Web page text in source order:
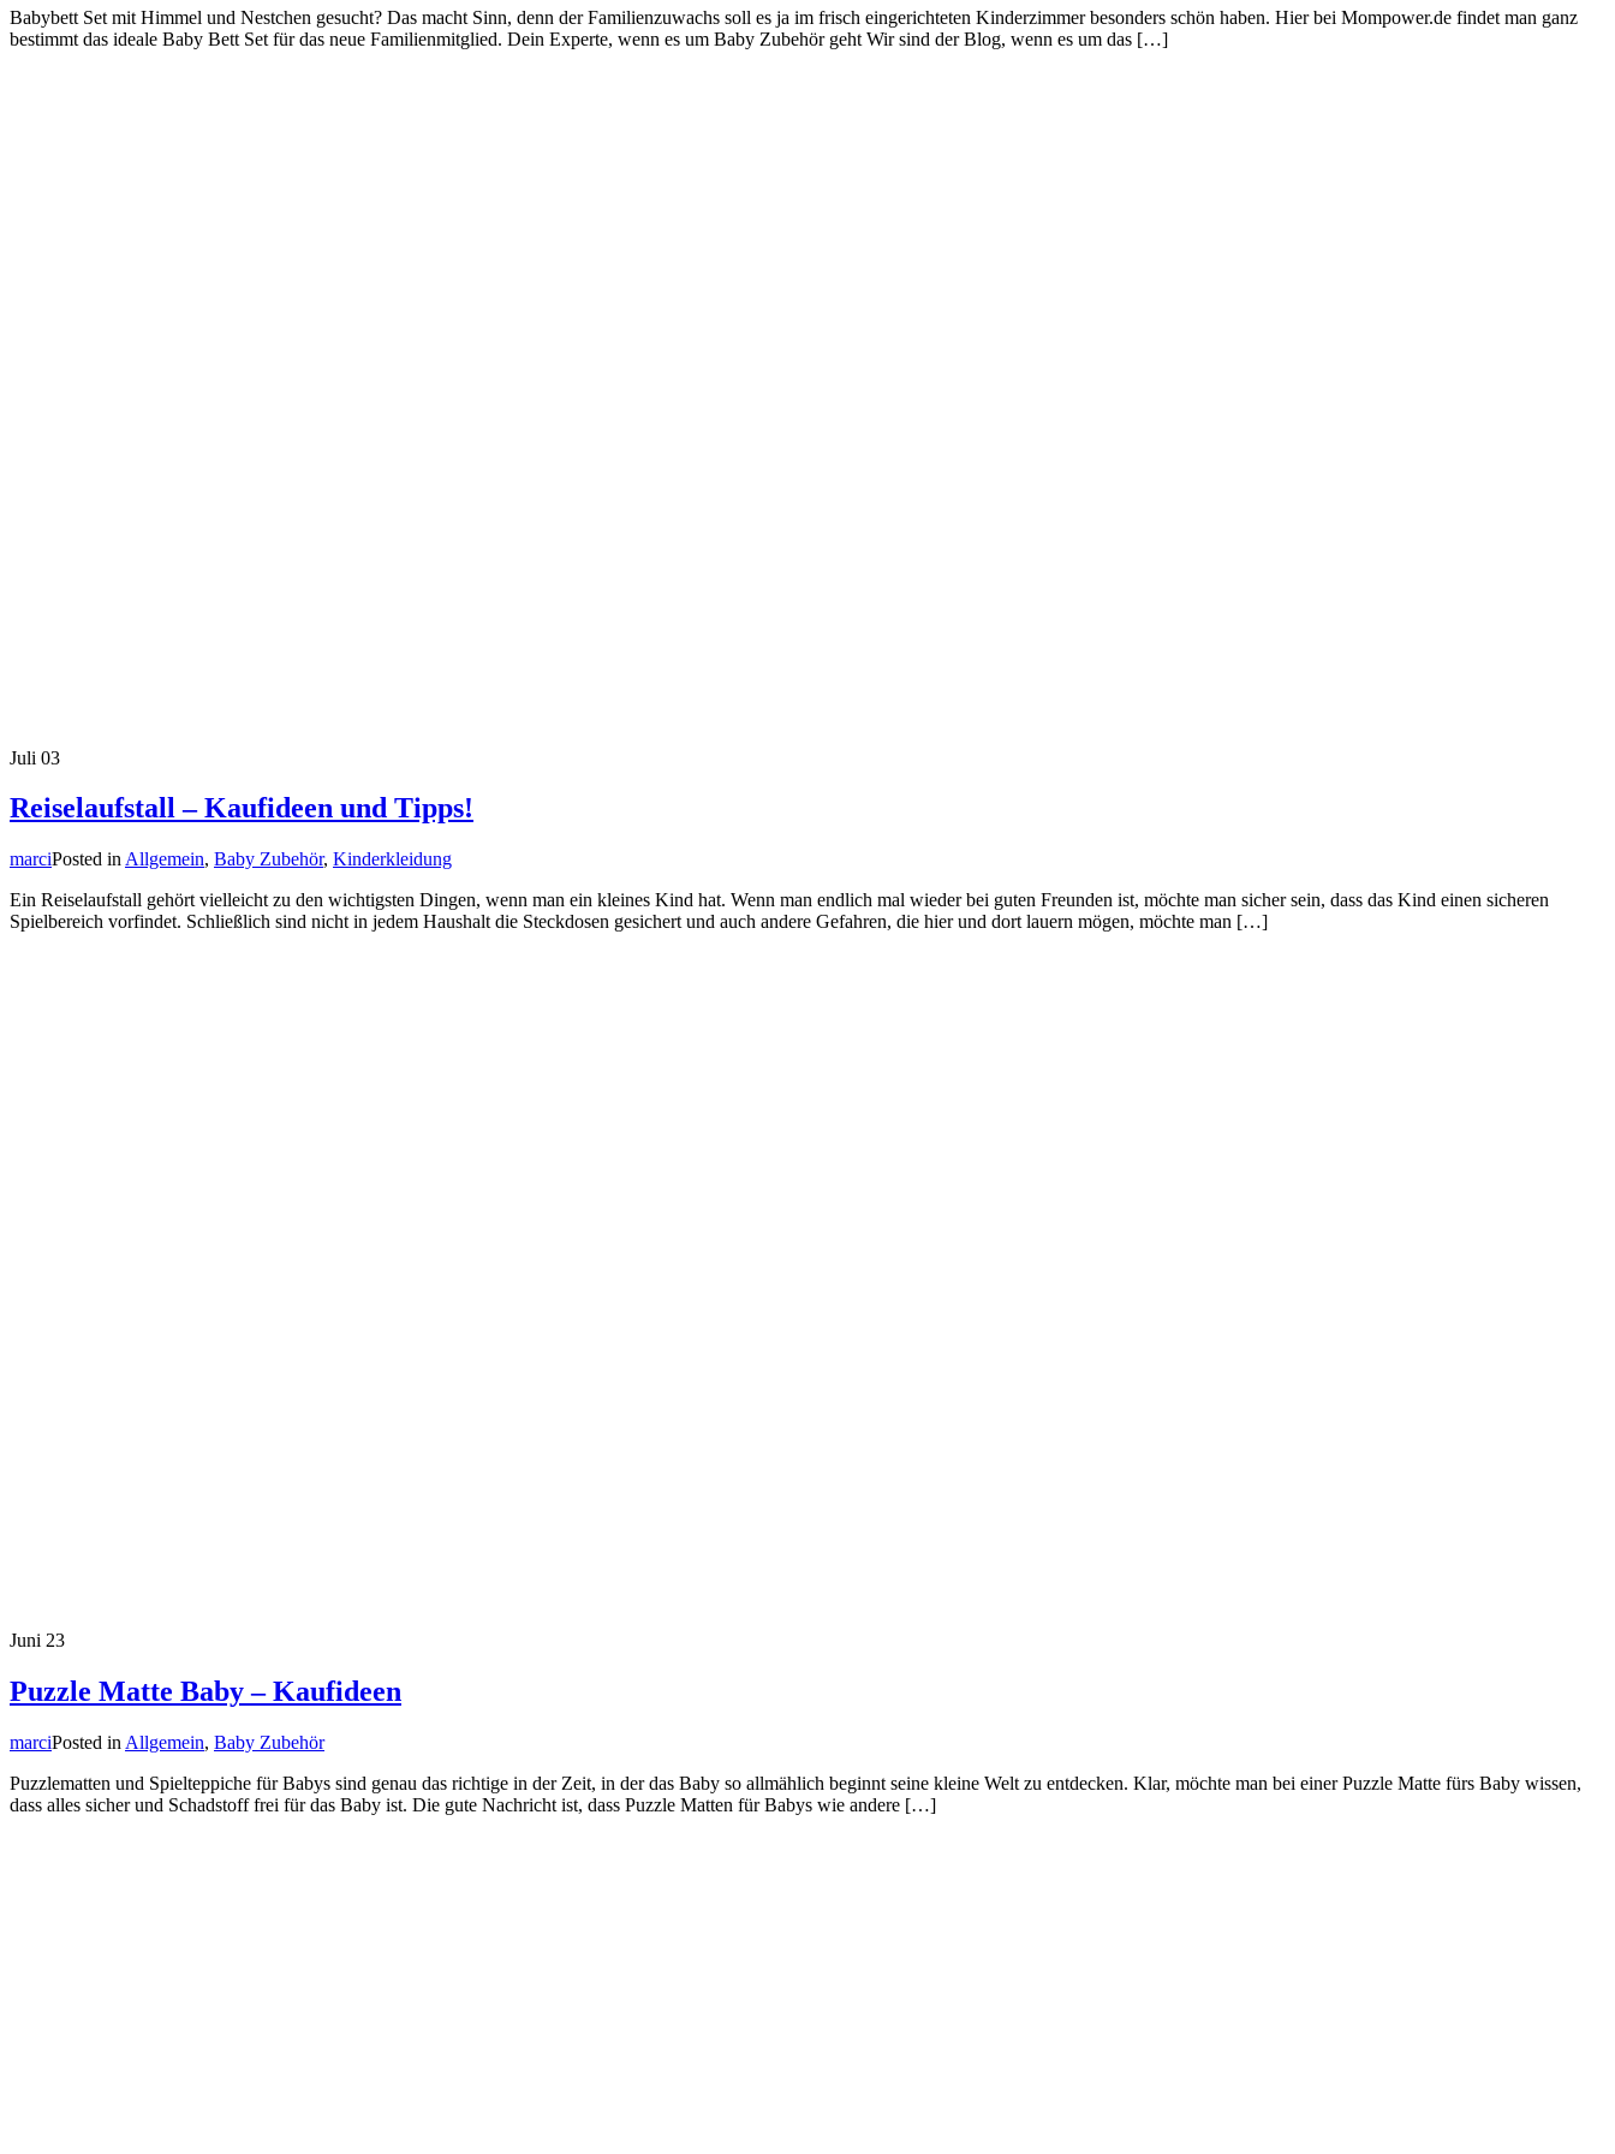
Babybett Set mit Himmel und Nestchen gesucht? Das macht Sinn, denn der Familienzuwachs soll es ja im frisch eingerichteten Kinderzimmer besonders schön haben. Hier bei Mompower.de findet man ganz
bestimmt das ideale Baby Bett Set für das neue Familienmitglied. Dein Experte, wenn es um Baby Zubehör geht Wir sind der Blog, wenn es um das […]
Juli 03
Reiselaufstall – Kaufideen und Tipps!
marciPosted in Allgemein, Baby Zubehör, Kinderkleidung
Ein Reiselaufstall gehört vielleicht zu den wichtigsten Dingen, wenn man ein kleines Kind hat. Wenn man endlich mal wieder bei guten Freunden ist, möchte man sicher sein, dass das Kind einen sicheren
Spielbereich vorfindet. Schließlich sind nicht in jedem Haushalt die Steckdosen gesichert und auch andere Gefahren, die hier und dort lauern mögen, möchte man […]
Juni 23
Puzzle Matte Baby – Kaufideen
marciPosted in Allgemein, Baby Zubehör
Puzzlematten und Spielteppiche für Babys sind genau das richtige in der Zeit, in der das Baby so allmählich beginnt seine kleine Welt zu entdecken. Klar, möchte man bei einer Puzzle Matte fürs Baby wissen,
dass alles sicher und Schadstoff frei für das Baby ist. Die gute Nachricht ist, dass Puzzle Matten für Babys wie andere […]